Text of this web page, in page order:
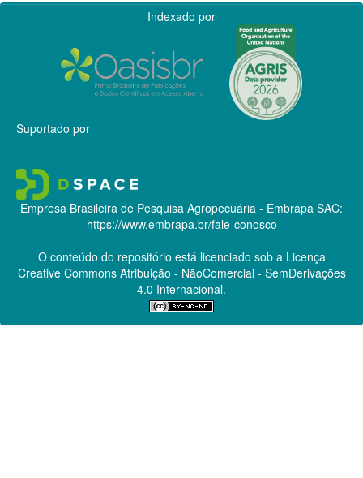
Indexado por
Suportado por
Empresa Brasileira de Pesquisa Agropecuária - Embrapa SAC:
https://www.embrapa.br/fale-conosco
O conteúdo do repositório está licenciado sob a Licença
Creative CommonsAtribuição - NãoComercial - SemDerivações
4.0 Internacional.